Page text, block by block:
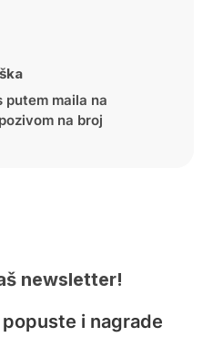
maila na
na broj
newsletter!
i nagrade